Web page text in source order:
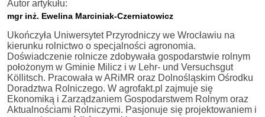
Autor artykułu:
mgr inż. Ewelina Marciniak-Czerniatowicz
Ukończyła Uniwersytet Przyrodniczy we Wrocławiu na
kierunku rolnictwo o specjalności agronomia.
Doświadczenie rolnicze zdobywała gospodarstwie rolnym
położonym w Gminie Milicz i w Lehr- und Versuchsgut
Köllitsch. Pracowała w ARiMR oraz Dolnośląskim Ośrodku
Doradztwa Rolniczego. W agrofakt.pl zajmuje się
Ekonomiką i Zarządzaniem Gospodarstwem Rolnym oraz
Aktualnościami Rolniczymi. Pasjonuje się projektowaniem i